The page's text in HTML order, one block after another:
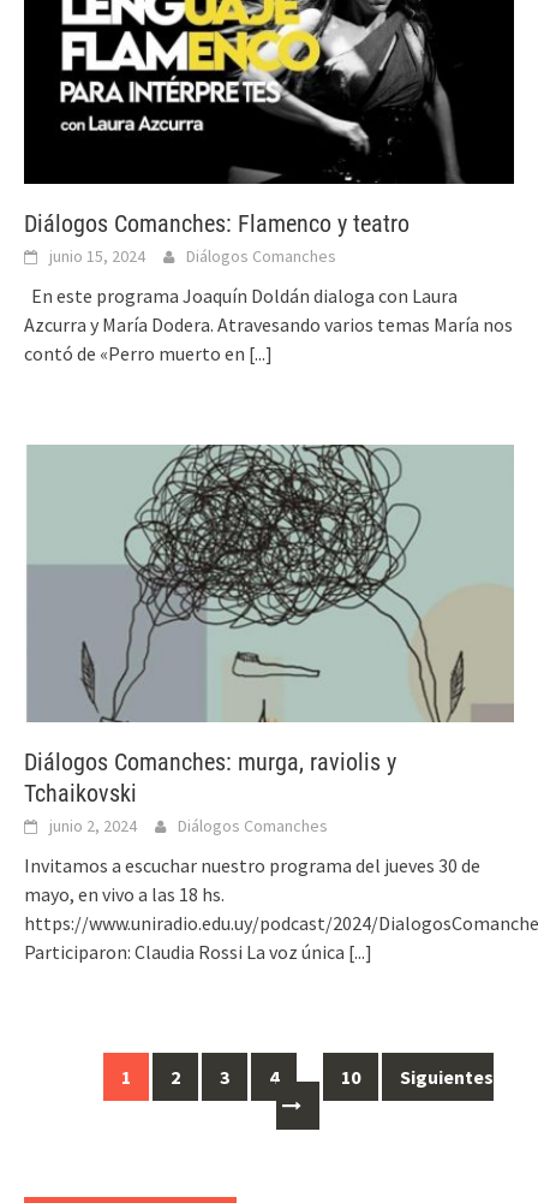
Diálogos Comanches: Flamenco y teatro
junio 15, 2024 Diálogos Comanches
En este programa Joaquín Doldán dialoga con Laura
Azcurra y María Dodera. Atravesando varios temas María nos
contó de «Perro muerto en [...]
Diálogos Comanches: murga, raviolis y
Tchaikovski
junio 2, 2024 Diálogos Comanches
Invitamos a escuchar nuestro programa del jueves 30 de
mayo, en vivo a las 18 hs.
https://www.uniradio.edu.uy/podcast/2024/
Participaron: Claudia Rossi La voz única [...]
1 2 3 4 … 10 Siguientes